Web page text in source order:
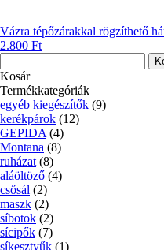
Vázra tépőzárakkal rögzíthető
2.800 Ft
Kosár
Termékkategóriák
egyéb kiegészítők (9)
kerékpárok (12)
GEPIDA (4)
Montana (8)
ruházat (8)
aláöltöző (4)
csősál (2)
maszk (2)
síbotok (2)
sícipők (7)
síkesztyűk (1)